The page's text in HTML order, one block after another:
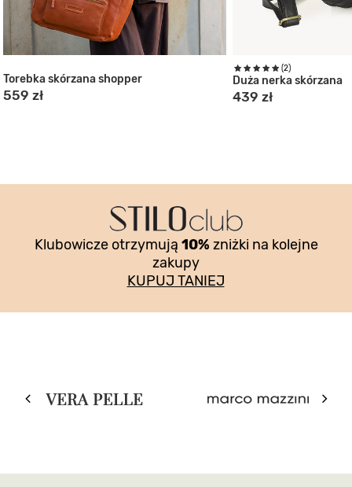
Torebka skórzana shopper
559 zł
(2)
Duża nerka skórzana
439 zł
Klubowicze otrzymują 10% zniżki na kolejne
zakupy
KUPUJ TANIEJ